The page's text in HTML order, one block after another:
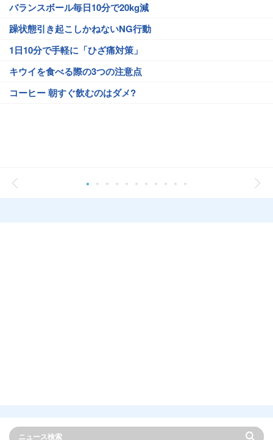
バランスボール毎日10分で20kg減
躁状態引き起こしかねないNG行動
1日10分で手軽に「ひざ痛対策」
キウイを食べる際の3つの注意点
コーヒー 朝すぐ飲むのはダメ?